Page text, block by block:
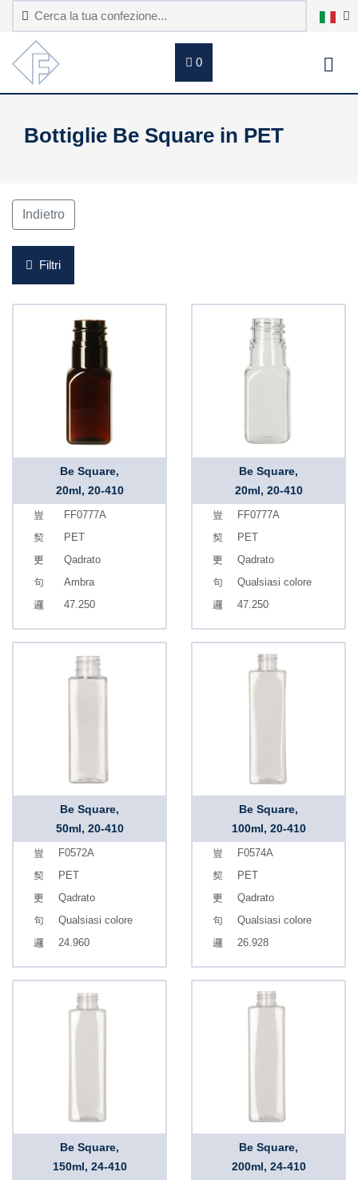
0
Bottiglie Be Square in PET
Indietro
Filtri
Be Square,
20ml, 20-410
FF0777A
PET
Qadrato
Ambra
47.250
Be Square,
20ml, 20-410
FF0777A
PET
Qadrato
Qualsiasi colore
47.250
Be Square,
50ml, 20-410
F0572A
PET
Qadrato
Qualsiasi colore
24.960
Be Square,
100ml, 20-410
F0574A
PET
Qadrato
Qualsiasi colore
26.928
Be Square,
150ml, 24-410
Be Square,
200ml, 24-410